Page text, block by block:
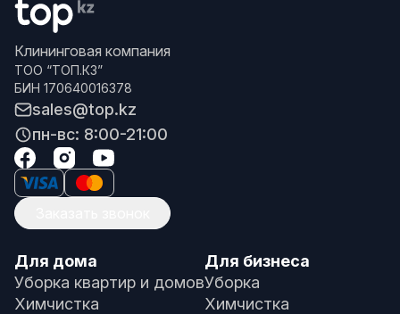
Клининговая компания
ТОО “ТОП.КЗ”
БИН 170640016378
sales@top.kz
пн-вс: 8:00-21:00
Для дома
Уборка квартир и домов
Химчистка
Для бизнеса
Уборка
Химчистка